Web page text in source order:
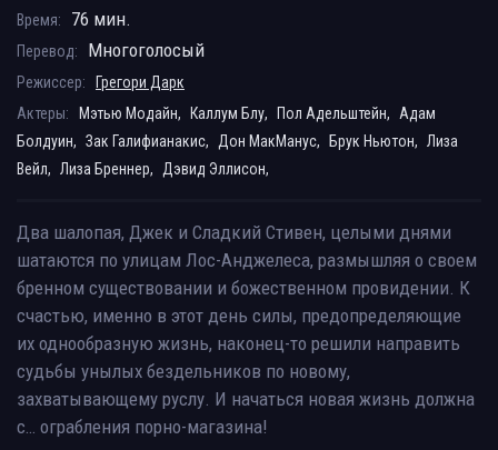
Время: 76 мин.
Перевод: Многоголосый
Режиссер:
Грегори Дарк
Актеры:
Мэтью Модайн, Каллум Блу, Пол Адельштейн,
Адам
Болдуин, Зак Галифианакис, Дон МакМанус, Брук Ньютон, Лиза
Вейл, Лиза Бреннер, Дэвид Эллисон,
Два шалопая, Джек и Сладкий Стивен, целыми днями
шатаются по улицам Лос-Анджелеса, размышляя о своем
бренном существовании и божественном провидении. К
счастью, именно в этот день силы, предопределяющие
их однообразную жизнь, наконец-то решили направить
судьбы унылых бездельников по новому,
захватывающему руслу. И начаться новая жизнь должна
с… ограбления порно-магазина!